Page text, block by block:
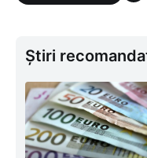
Știri